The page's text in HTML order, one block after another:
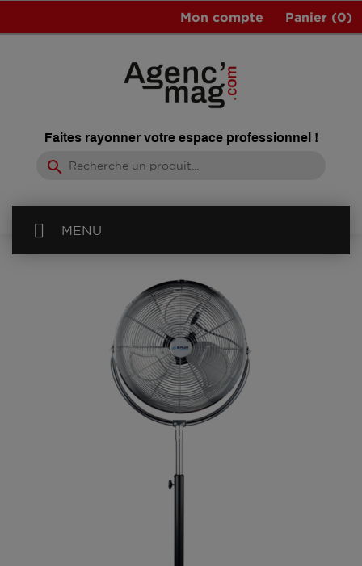
Panier (0)
Mon compte
Faites rayonner votre espace professionnel !
search
MENU